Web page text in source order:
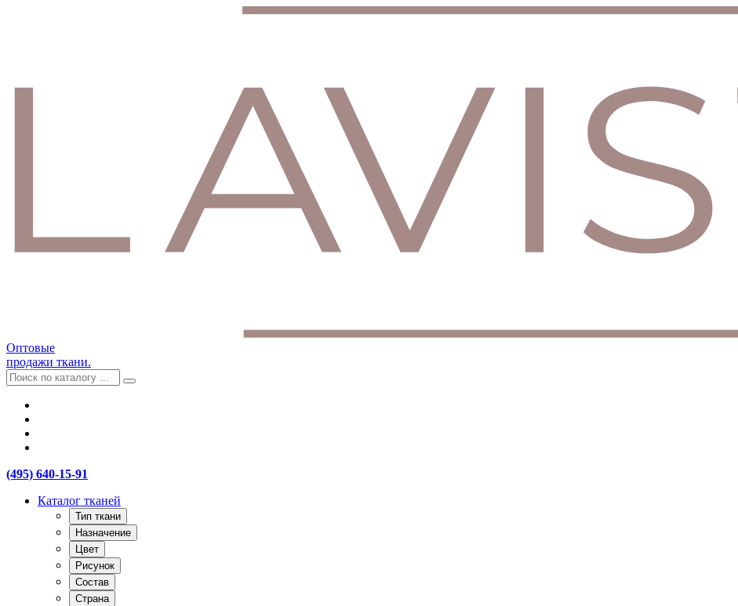
Оптовые
продажи ткани.
(495) 640-15-91
Каталог тканей
Тип ткани
Назначение
Цвет
Рисунок
Состав
Страна